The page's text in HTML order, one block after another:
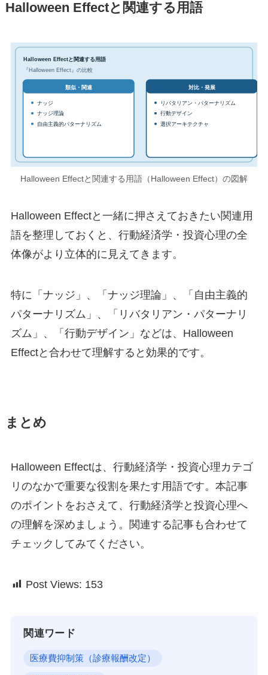
Halloween Effectと関連する用語
Halloween Effectと関連する用語
『Halloween Effect』の比較
類似・関連
ナッジ
ナッジ理論
自由主義的パターナリズム
対比・発展
リバタリアン・パターナリズム
行動デザイン
選択アーキテクチャ
Halloween Effectと関連する用語（Halloween Effect）の図解
Halloween Effectと一緒に押さえておきたい関連用
語を整理しておくと、行動経済学・投資心理の全
体像がより立体的に見えてきます。
特に「ナッジ」、「ナッジ理論」、「自由主義的
パターナリズム」、「リバタリアン・パターナリ
ズム」、「行動デザイン」などは、Halloween
Effectと合わせて理解すると効果的です。
まとめ
Halloween Effectは、行動経済学・投資心理カテゴ
リのなかで重要な役割を果たす用語です。本記事
のポイントをおさえて、行動経済学と投資心理へ
の理解を深めましょう。関連する記事も合わせて
チェックしてみてください。
Post Views: 153
関連ワード
医療費抑制策（診療報酬改定）